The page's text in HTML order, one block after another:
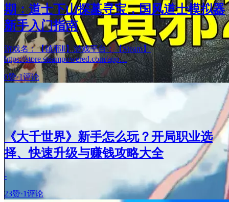
期：道士下山探墓寻宝，国风道士模拟器
新手入门指南
游戏名：【镇邪Ⅱ】游戏平台：【Steam】
https://store.steampowered.com/app…
0赞·1评论
《大千世界》新手怎么玩？开局职业选
择、快速升级与赚钱攻略大全
-
23赞·1评论